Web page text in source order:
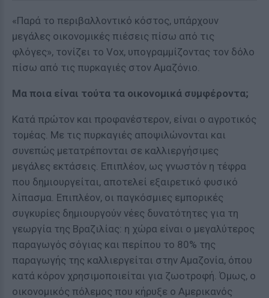
«Παρά το περιβαλλοντικό κόστος, υπάρχουν
μεγάλες οικονομικές πιέσεις πίσω από τις
φλόγες», τονίζει το Vox, υπογραμμίζοντας τον δόλο
πίσω από τις πυρκαγιές στον Αμαζόνιο.
Μα ποια είναι τούτα τα οικονομικά συμφέροντα;
Κατά πρώτον και προφανέστερον, είναι ο αγροτικός
τομέας. Με τις πυρκαγιές αποψιλώνονται και
συνεπώς μετατρέπονται σε καλλιεργήσιμες
μεγάλες εκτάσεις. Επιπλέον, ως γνωστόν η τέφρα
που δημιουργείται, αποτελεί εξαιρετικό φυσικό
λίπασμα. Επιπλέον, οι παγκόσμιες εμπορικές
συγκυρίες δημιουργούν νέες δυνατότητες για τη
γεωργία της Βραζιλίας: η χώρα είναι ο μεγαλύτερος
παραγωγός σόγιας και περίπου το 80% της
παραγωγής της καλλιεργείται στην Αμαζονία, όπου
κατά κόρον χρησιμοποιείται για ζωοτροφή. Όμως, ο
οικονομικός πόλεμος που κήρυξε ο Αμερικανός